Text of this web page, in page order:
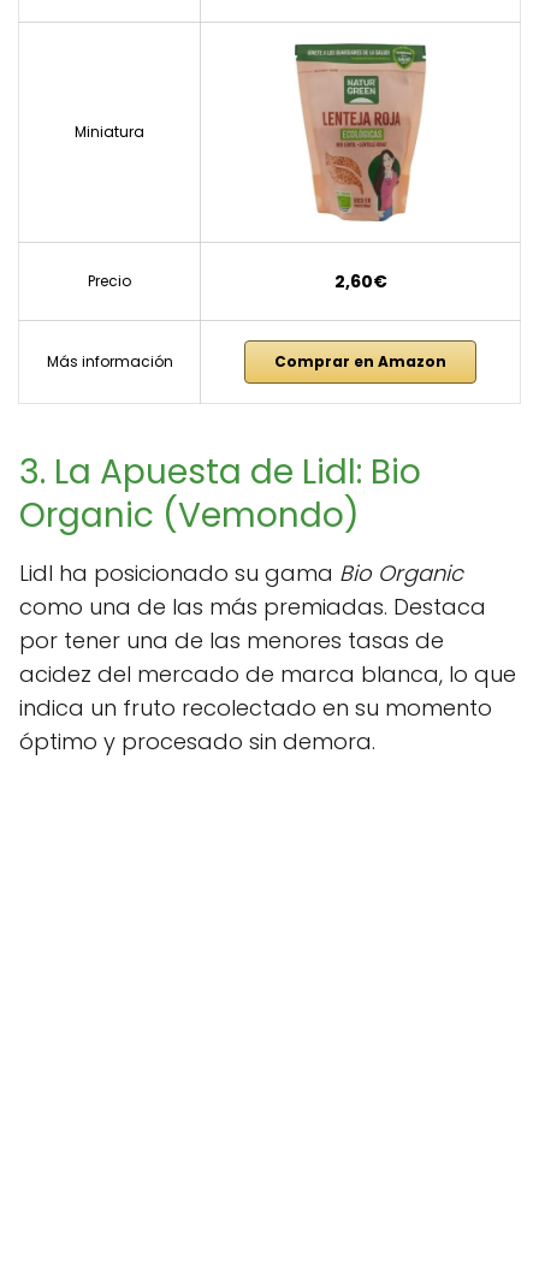
Miniatura
Precio 2,60€
Más información Comprar en Amazon
3. La Apuesta de Lidl: Bio
Organic (Vemondo)
Lidl ha posicionado su gama Bio Organic
como una de las más premiadas. Destaca
por tener una de las menores tasas de
acidez del mercado de marca blanca, lo que
indica un fruto recolectado en su momento
óptimo y procesado sin demora.